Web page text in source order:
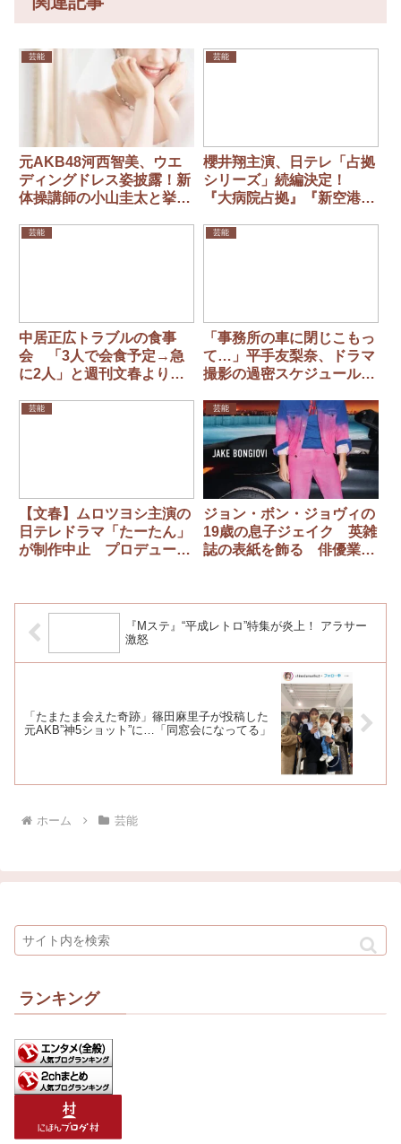
芸能
元AKB48河西智美、ウエ
ディングドレス姿披露！新
体操講師の小山圭太と挙式
芸能
櫻井翔主演、日テレ「占拠
シリーズ」続編決定！
『大病院占拠』『新空港占
ろ？」
芸能
中居正広トラブルの食事
会 「3人で会食予定→急
に2人」と週刊文春より先
訂正せず… フジの取材に
芸能
「事務所の車に閉じこもっ
て…」平手友梨奈、ドラマ
撮影の過密スケジュール化
芸能
【文春】ムロツヨシ主演の
日テレドラマ「たーたん」
が制作中止 プロデューサ
芸能
ジョン・ボン・ジョヴィの
19歳の息子ジェイク 英雑
誌の表紙を飾る 俳優業の
『Mステ』“平成レトロ”特集が炎上！ アラサー
激怒
「たまたま会えた奇跡」篠田麻里子が投稿した
元AKB”神5ショット”に…「同窓会になってる」
ホーム 芸能
ランキング